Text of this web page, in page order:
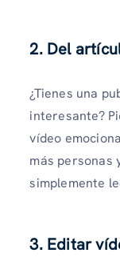
2. Del
¿Tienes una
interesante?
vídeo
más personas
simplemente
3. Editar